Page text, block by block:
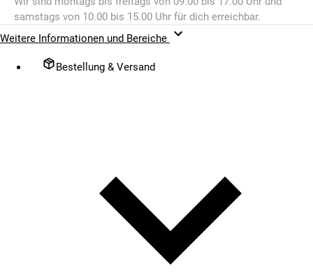
samstags von 10.00 bis 15.00 Uhr für dich erreichbar.
Weitere Informationen und Bereiche
Bestellung & Versand